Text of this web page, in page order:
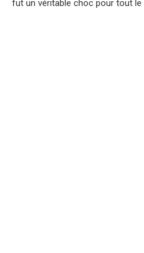
fut un véritable choc pour tout le